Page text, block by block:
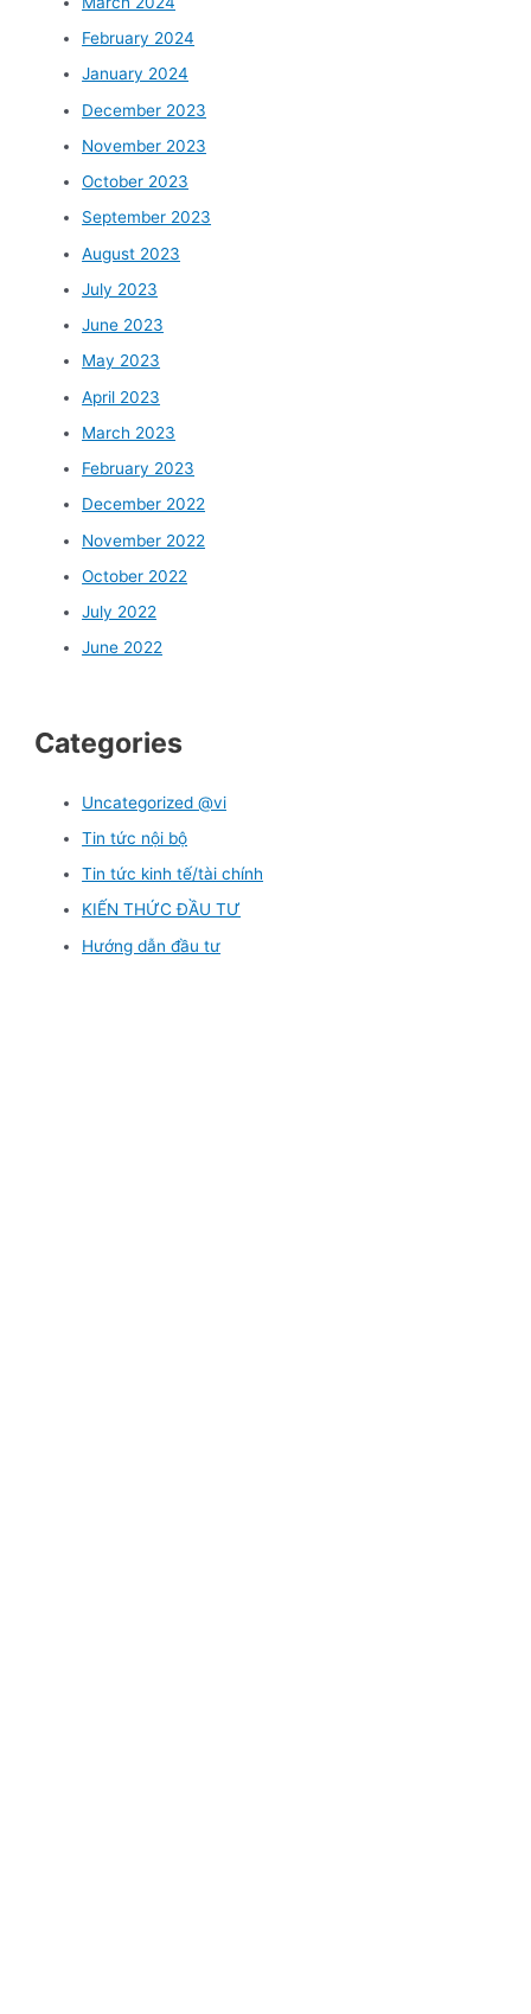
February 2024
January 2024
December 2023
November 2023
October 2023
September 2023
August 2023
July 2023
June 2023
May 2023
April 2023
March 2023
February 2023
December 2022
November 2022
October 2022
July 2022
June 2022
Categories
Uncategorized @vi
Tin tức nội bộ
Tin tức kinh tế/tài chính
KIẾN THỨC ĐẦU TƯ
Hướng dẫn đầu tư